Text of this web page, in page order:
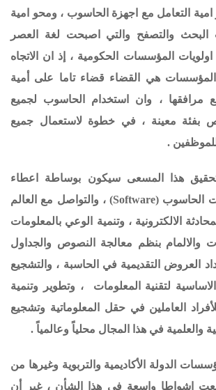
التعامل مع اجهزة الحاسوب ، ومحو امية
البحث والتصفح والتي اصبحت لغة العصر
المؤسسات الحكومية ، إذ ان الاتجاه
هي القضاء قضاء تاما على أمية
مرافقها ، وان استخدام الحاسوب لجميع
بفئة معينة ، في خطوة لاستعمال جميع
.
تحقيق هذا المسعى سيكون بوساطة
اعطاء
الحاسوب (Software) ، والتواصل مع العالم
الالكترونية ، وتنمية الوعي بالمعلومات
والالمام بنظم معالجة النصوص والجداول
العروض التقديمية في الحاسبة ، والتشجيع
لتقنية المعلومات ، وتطوير وتنمية
العاملين في حقل المعلوماتية وتشجيع
والعلمية في هذا المجال محلياً وعالمياً .
الدولة الأكاديمية والتربوية وغيرها من
اشواطا واسعة في هذا الشأن ، غير أن